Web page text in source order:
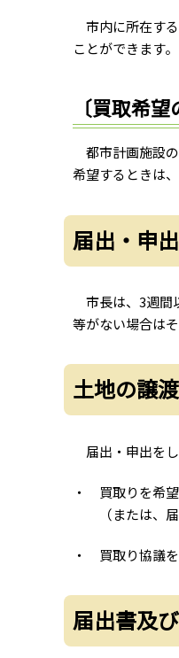
市内に所在す
ことができます。
〔買取希
都市計画施設
希望するときは
届出・申
市長は、3週間
等がない場合は
土地の譲
届出・申出を
・ 買取りを希望
（または、届
・ 買取り協議
届出書及